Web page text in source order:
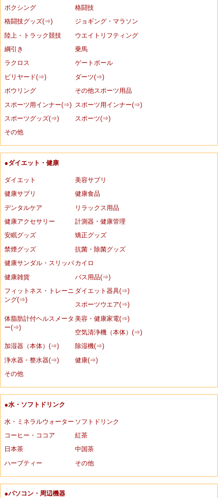
ボクシング
格闘技
格闘技グッズ(⇒)
ジョギング・マラソン
陸上・トラック競技
ウエイトリフティング
綱引き
乗馬
ラクロス
ゲートボール
ビリヤード(⇒)
ダーツ(⇒)
ボウリング
その他スポーツ用品
スポーツ用インナー(⇒)
スポーツ用インナー(⇒)
スポーツグッズ(⇒)
スポーツ(⇒)
その他
●ダイエット・健康
ダイエット
美容サプリ
健康サプリ
健康食品
デンタルケア
リラックス用品
健康アクセサリー
計測器・健康管理
安眠グッズ
矯正グッズ
禁煙グッズ
抗菌・除菌グッズ
健康サンダル・スリッパ カイロ
健康雑貨
バス用品(⇒)
フィットネス・トレーニ
ング(⇒)
ダイエット器具(⇒)
スポーツウエア(⇒)
体脂肪計付ヘルスメータ
ー(⇒)
美容・健康家電(⇒)
空気清浄機（本体）(⇒)
加湿器（本体）(⇒)
除湿機(⇒)
浄水器・整水器(⇒)
健康(⇒)
その他
●水・ソフトドリンク
水・ミネラルウォーター ソフトドリンク
コーヒー・ココア
紅茶
日本茶
中国茶
ハーブティー
その他
●パソコン・周辺機器